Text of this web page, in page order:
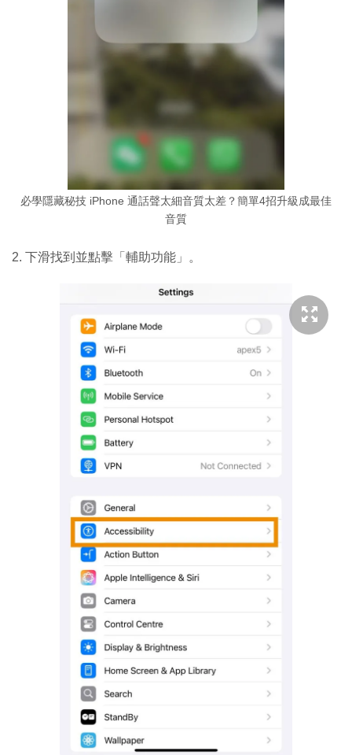
必學隱藏秘技 iPhone 通話聲太細音質太差？簡單4招升級成最佳
音質
2. 下滑找到並點擊「輔助功能」。